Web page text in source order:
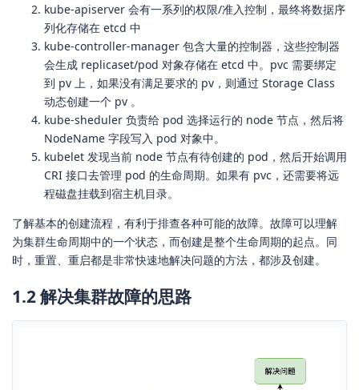
kube-apiserver 会有一系列的权限/准入控制，最终将数据序
列化存储在 etcd 中
kube-controller-manager 包含大量的控制器，这些控制器
会生成 replicaset/pod 对象存储在 etcd 中。pvc 需要绑定
到 pv 上，如果没有满足要求的 pv，则通过 Storage Class
动态创建一个 pv 。
kube-sheduler 负责给 pod 选择运行的 node 节点，然后将
NodeName 字段写入 pod 对象中。
kubelet 发现当前 node 节点有待创建的 pod，然后开始调用
CRI 接口去管理 pod 的生命周期。如果有 pvc，还需要将远
程磁盘挂载到宿主机目录。
了解基本的创建流程，有利于排查各种可能的故障。故障可以理解
为集群生命周期中的一个状态，而创建是整个生命周期的起点。同
时，重置、重启都是非常快速地解决问题的方法，都涉及创建。
1.2 解决集群故障的思路